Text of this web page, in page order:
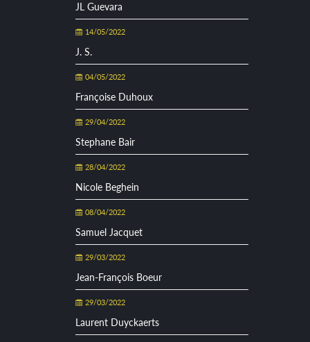
JL Guevara
14/05/2022
J. S.
04/05/2022
Françoise Duhoux
29/04/2022
Stephane Bair
28/04/2022
Nicole Beghein
08/04/2022
Samuel Jacquet
29/03/2022
Jean-François Boeur
29/03/2022
Laurent Duyckaerts